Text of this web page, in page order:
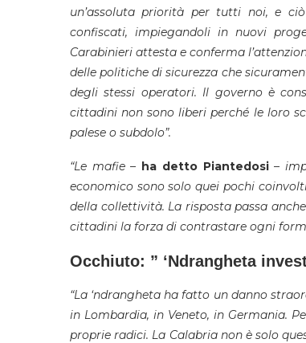
un’assoluta priorità per tutti noi, e
confiscati, impiegandoli in nuovi
Carabinieri attesta e conferma
delle politiche di sicurezza che
degli stessi operatori. Il governo è
cittadini non sono liberi perché le loro
palese o subdolo”.
“Le mafie– ha detto Piantedosi–
economico sono solo quei pochi
della collettività. La risposta passa
cittadini la forza di contrastare ogni
Occhiuto: ” ‘Ndrangheta
“La ‘ndrangheta ha fatto un danno
in Lombardia, in Veneto, in Germania.
proprie radici. La Calabria non è solo